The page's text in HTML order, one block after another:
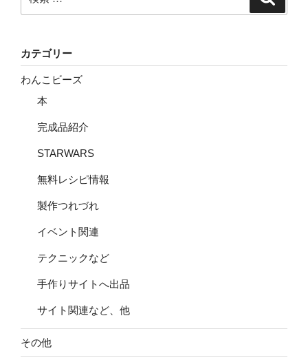
索:
カテゴリー
わんこビーズ
本
完成品紹介
STARWARS
無料レシピ情報
製作つれづれ
イベント関連
テクニックなど
手作りサイトへ出品
サイト関連など、他
その他